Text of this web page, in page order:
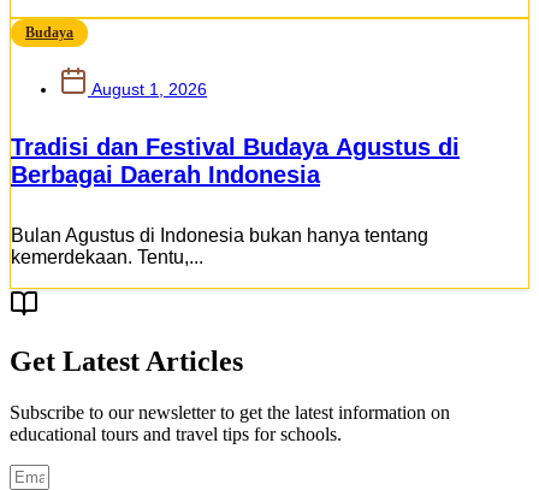
Budaya
August 1, 2026
Tradisi dan Festival Budaya Agustus di
Berbagai Daerah Indonesia
Bulan Agustus di Indonesia bukan hanya tentang
kemerdekaan. Tentu,...
Get Latest Articles
Subscribe to our newsletter to get the latest information on
educational tours and travel tips for schools.